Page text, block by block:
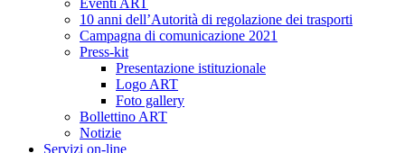
Eventi ART
10 anni dell’Autorità di regolazione dei trasporti
Campagna di comunicazione 2021
Press-kit
Presentazione istituzionale
Logo ART
Foto gallery
Bollettino ART
Notizie
Servizi on-line